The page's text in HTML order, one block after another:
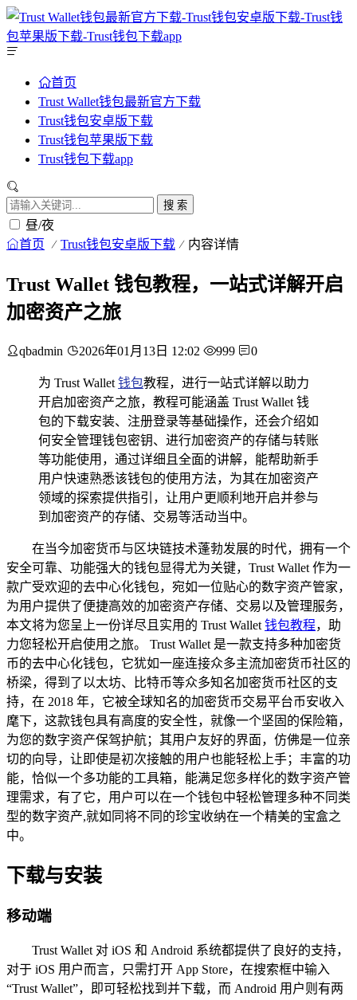
首页
Trust Wallet钱包最新官方下载
Trust钱包安卓版下载
Trust钱包苹果版下载
Trust钱包下载app
搜 索
昼/夜
首页 Trust钱包安卓版下载 内容详情
Trust Wallet 钱包教程，一站式详解开启
加密资产之旅
qbadmin 2026年01月13日 12:02 999 0
为 Trust Wallet 钱包教程，进行一站式详解以助力
开启加密资产之旅，教程可能涵盖 Trust Wallet 钱
包的下载安装、注册登录等基础操作，还会介绍如
何安全管理钱包密钥、进行加密资产的存储与转账
等功能使用，通过详细且全面的讲解，能帮助新手
用户快速熟悉该钱包的使用方法，为其在加密资产
领域的探索提供指引，让用户更顺利地开启并参与
到加密资产的存储、交易等活动当中。
在当今加密货币与区块链技术蓬勃发展的时代，拥有一个
安全可靠、功能强大的钱包显得尤为关键，Trust Wallet 作为一
款广受欢迎的去中心化钱包，宛如一位贴心的数字资产管家，
为用户提供了便捷高效的加密资产存储、交易以及管理服务，
本文将为您呈上一份详尽且实用的 Trust Wallet 钱包教程，助
力您轻松开启使用之旅。 Trust Wallet 是一款支持多种加密货
币的去中心化钱包，它犹如一座连接众多主流加密货币社区的
桥梁，得到了以太坊、比特币等众多知名加密货币社区的支
持，在 2018 年，它被全球知名的加密货币交易平台币安收入
麾下，这款钱包具有高度的安全性，就像一个坚固的保险箱，
为您的数字资产保驾护航；其用户友好的界面，仿佛是一位亲
切的向导，让即使是初次接触的用户也能轻松上手；丰富的功
能，恰似一个多功能的工具箱，能满足您多样化的数字资产管
理需求，有了它，用户可以在一个钱包中轻松管理多种不同类
型的数字资产,就如同将不同的珍宝收纳在一个精美的宝盒之
中。
下载与安装
移动端
Trust Wallet 对 iOS 和 Android 系统都提供了良好的支持，
对于 iOS 用户而言，只需打开 App Store，在搜索框中输入
“Trust Wallet”，即可轻松找到并下载，而 Android 用户则有两